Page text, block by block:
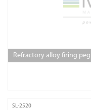
Refractory alloy firing peg
SL-2520